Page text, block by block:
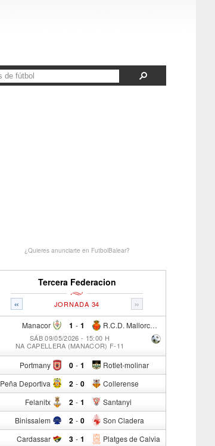
¿Quieres anunciarte en FutbolBalear?
Tercera Federacion
« »
JORNADA 34
Manacor 1 - R.C.D. Mallorca Sad "B"
1
SÁB 09/05/2026 - 15:00 H
NA CAPELLERA (MANACOR) F-11
Portmany 0 - Rotlet-molinar
1
Peña Deportiva 2 - Collerense
0
Felanitx 2 - Santanyi
1
Binissalem 2 - Son Cladera
0
Cardassar 3 - Platges de Calvia
1